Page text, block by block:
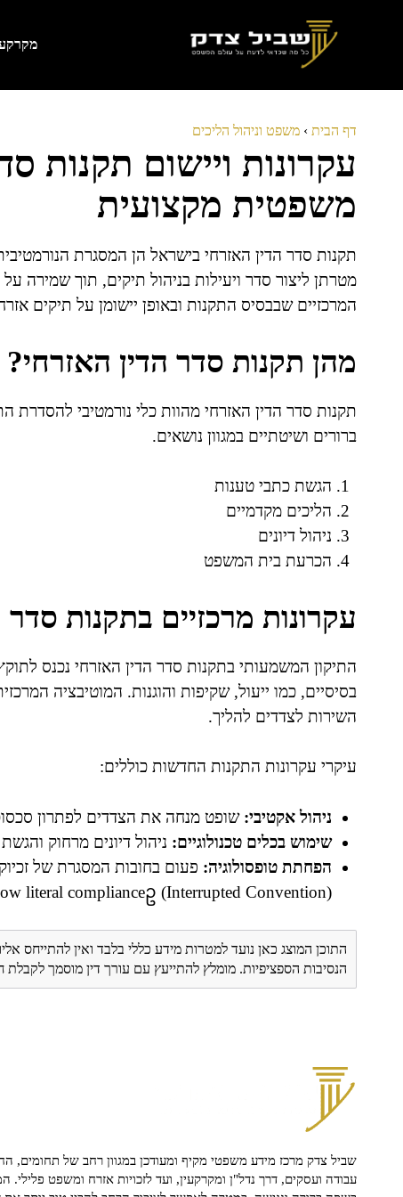
דף הבית › משפט וניהול הליכים
עקרונות ויישום תקנות
משפטית מקצועית
תקנות סדר הדין האזרחי בישראל הן המסגרת
מטרתן ליצור סדר ויעילות בניהול תיקים, תוך שמירה
המרכזיים שבבסיס התקנות ובאופן יישומן על תיקים
מהן תקנות סדר הדין האזרחי?
תקנות סדר הדין האזרחי מהוות כלי נורמטיבי להסדרת
ברורים ושיטתיים במגוון נושאים.
הגשת כתבי טענות
הליכים מקדמיים
ניהול דיונים
הכרעת בית המשפט
עקרונות מרכזיים בתקנות סדר
בסיסיים, כמו ייעול, שקיפות והוגנות. המוטיבציה
השירות לצדדים להליך.
עיקרי עקרונות התקנות החדשות כוללים:
ניהול אקטיבי: שופט מנחה את הצדדים לפתרון
שימוש בכלים טכנולוגיים: ניהול דיונים מרחוק
הפחתת טופסולוגיה: פעום בחובות המסגרת של
(Interrupted Convention) would allow literal complianceဥ
התוכן המוצג כאן נועד למטרות מידע כללי בלבד ואין להתייחס
הנסיבות הספציפיות. מומלץ להתייעץ עם עורך דין מוסמך
שביל צדק מרכז מידע משפטי מקיף ומעודכן במגוון רחב של תחומים,
עבודה ועסקים, דרך נדל"ן ומקרקעין, ועד לזכויות אזרח ומשפט פלילי.